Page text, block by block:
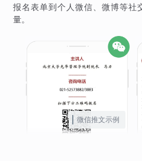
报名表单到个人微信、微博等社
量。
微信推文示例